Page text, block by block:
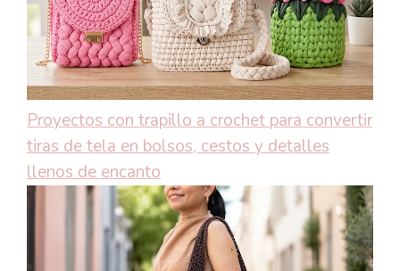
Proyectos con trapillo a crochet para convertir
tiras de tela en bolsos, cestos y detalles
llenos de encanto